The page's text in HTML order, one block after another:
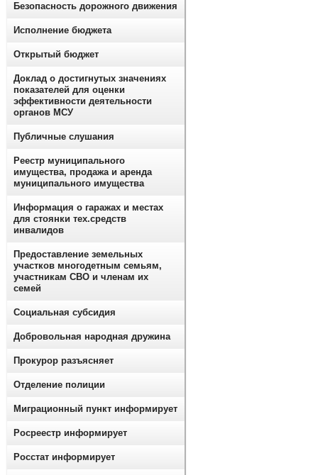
Безопасность дорожного движения
Исполнение бюджета
Открытый бюджет
Доклад о достигнутых значениях
показателей для оценки
эффективности деятельности
органов МСУ
Публичные слушания
Реестр муниципального
имущества, продажа и аренда
муниципального имущества
Информация о гаражах и местах
для стоянки тех.средств
инвалидов
Предоставление земельных
участков многодетным семьям,
участникам СВО и членам их
семей
Социальная субсидия
Добровольная народная дружина
Прокурор разъясняет
Отделение полиции
Миграционный пункт информирует
Росреестр информирует
Росстат информирует